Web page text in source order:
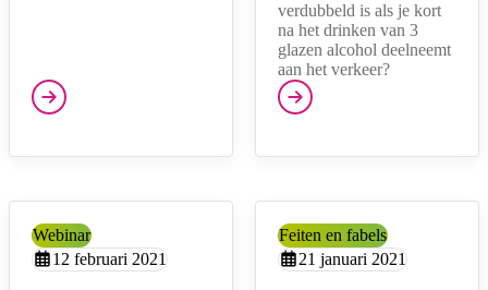
verdubbeld is als je kort
na het drinken van 3
glazen alcohol deelneemt
aan het verkeer?
Categorie:
Webinar
Aangemaakt op:
12 februari 2021
Categorie:
Feiten en fabels
Aangemaakt op:
21 januari 2021